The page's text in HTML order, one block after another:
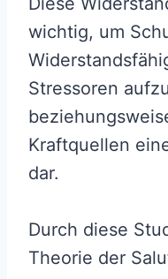
wichtig, um
Stressoren
Kraftquellen
dar.
Durch diese
Theorie der